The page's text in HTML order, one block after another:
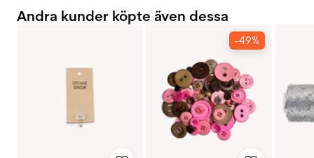
Andra kunder köpte även dessa
-49%